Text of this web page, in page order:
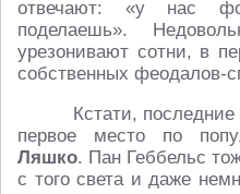
отвечают: «у нас
поделаешь».
урезонивают сотни, в
собственных феодалов-
Кстати,
первое место по
Ляшко. Пан Геббельс
с того света и даже